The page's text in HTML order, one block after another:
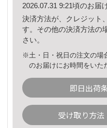
2026.07.31 9:21頃のお届
決済方法が、クレジット
す。その他の決済方法の
さい。
※土・日・祝日の注文の場
のお届けにお時間をいた
即日出荷
受け取り方